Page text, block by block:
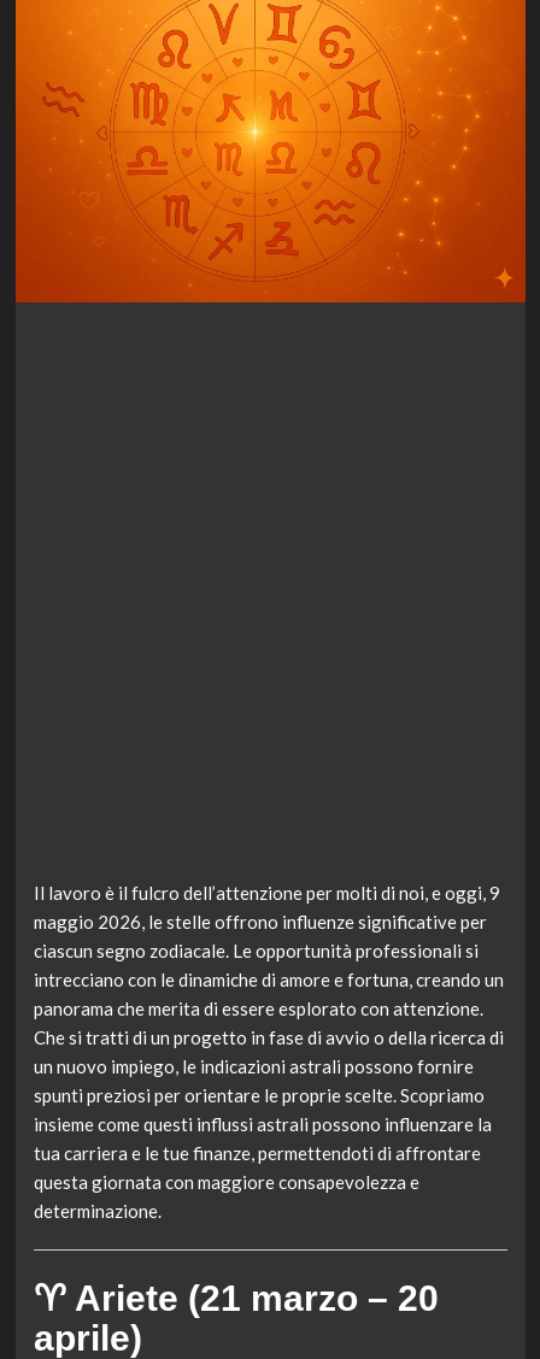
Il lavoro è il fulcro dell’attenzione per molti di noi, e oggi, 9
maggio 2026, le stelle offrono influenze significative per
ciascun segno zodiacale. Le opportunità professionali si
intrecciano con le dinamiche di amore e fortuna, creando un
panorama che merita di essere esplorato con attenzione.
Che si tratti di un progetto in fase di avvio o della ricerca di
un nuovo impiego, le indicazioni astrali possono fornire
spunti preziosi per orientare le proprie scelte. Scopriamo
insieme come questi influssi astrali possono influenzare la
tua carriera e le tue finanze, permettendoti di affrontare
questa giornata con maggiore consapevolezza e
determinazione.
♈ Ariete (21 marzo – 20
aprile)